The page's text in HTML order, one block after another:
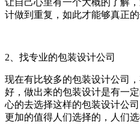
让自己心里有一个大概的了解
计做到重复，如此才能够真正的
2、找专业的包装设计公司
现在有比较多的包装设计公司
好，做出来的包装设计是有一
心的去选择这样的包装设计公
更加的值得人们选择的，人们